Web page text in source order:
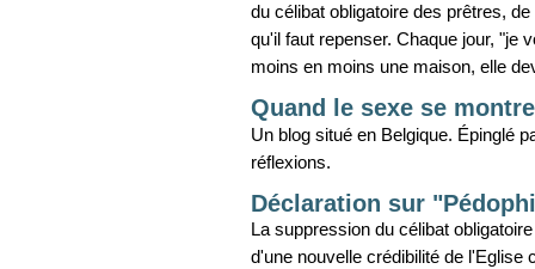
du célibat obligatoire des prêtres,
qu'il faut repenser. Chaque jour, "je
moins en moins une maison, elle
Quand le sexe se
Un blog situé en Belgique. Épinglé
réflexions.
Déclaration sur
La suppression du célibat
d'une nouvelle crédibilité de l'Eglise